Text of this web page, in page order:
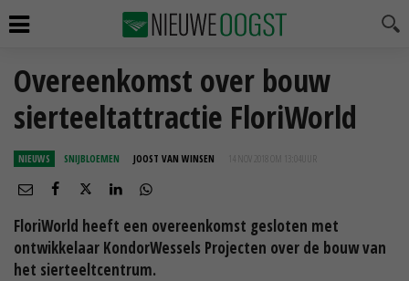
Overeenkomst over bouw
sierteeltattractie FloriWorld
NIEUWS SNIJBLOEMEN JOOST VAN WINSEN 14 NOV 2018 OM 13:04
FloriWorld heeft een overeenkomst gesloten met
ontwikkelaar KondorWessels Projecten over de bouw van
het sierteeltcentrum.